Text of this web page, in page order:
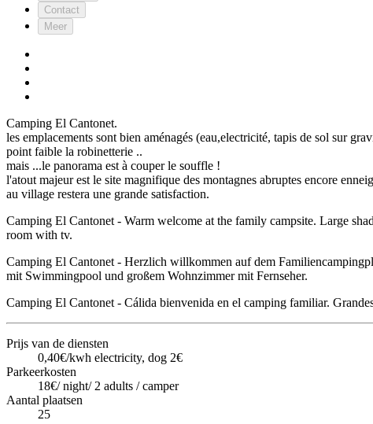
Contact
Meer
Camping El Cantonet.
les emplacements sont bien aménagés (eau,electricité, tapis de sol sur
point faible la robinetterie ..
mais ...le panorama est à couper le souffle !
l'atout majeur est le site magnifique des montagnes abruptes encore
au village restera une grande satisfaction.
Camping El Cantonet - Warm welcome at the family campsite. Large
room with tv.
Camping El Cantonet - Herzlich willkommen auf dem
mit Swimmingpool und großem Wohnzimmer mit Fernseher.
Camping El Cantonet - Cálida bienvenida en el camping familiar.
Prijs van de diensten
0,40€/kwh electricity, dog 2€
Parkeerkosten
18€/ night/ 2 adults / camper
Aantal plaatsen
25